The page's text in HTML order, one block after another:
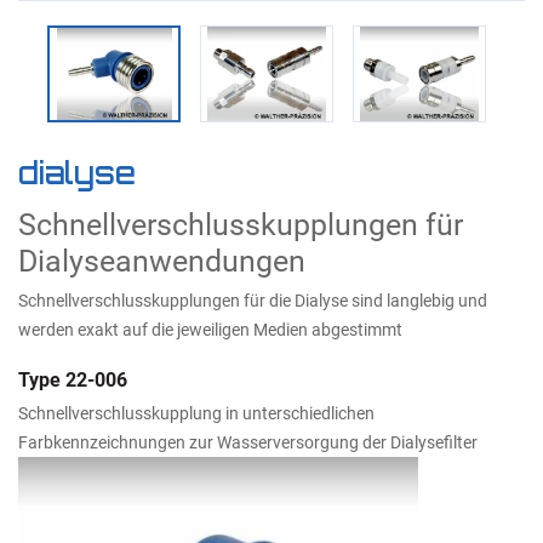
dialyse
Schnellverschlusskupplungen für
Dialyseanwendungen
Schnellverschlusskupplungen für die Dialyse sind langlebig und
werden exakt auf die jeweiligen Medien abgestimmt
Type 22-006
Schnellverschlusskupplung in unterschiedlichen
Farbkennzeichnungen zur Wasserversorgung der Dialysefilter